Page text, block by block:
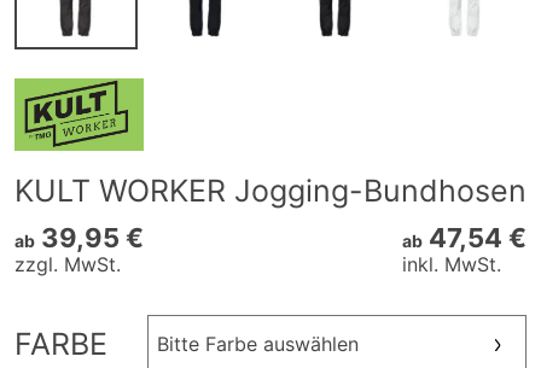
KULT WORKER Jogging-Bundhosen
ab 39,95 €
zzgl. MwSt.
ab 47,54 €
inkl. MwSt.
FARBE Bitte Farbe auswählen